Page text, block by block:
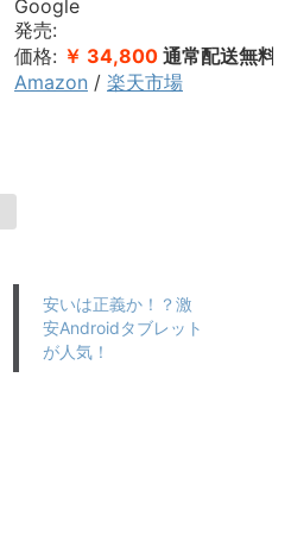
Google
発売:
価格: ￥ 34,800 通常配送無料
Amazon / 楽天市場
安いは正義か！？激
安Androidタブレット
が人気！